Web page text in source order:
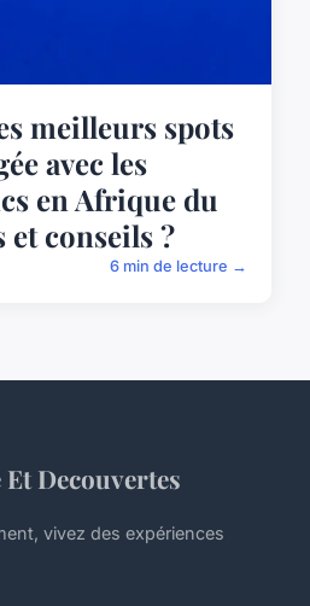
meilleurs spots
avec les
en Afrique du
et conseils ?
6 min de lecture →
Decouvertes
vivez des expériences